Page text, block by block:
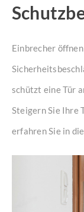
Einbrecher
schützt eine Tür
Steigern Sie Ihre
erfahren Sie in